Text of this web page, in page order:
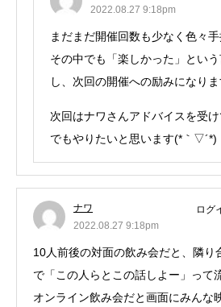
2022.08.27 9:18pm
まだまだ開催回数も少なく色々手
その中でも「楽しかった」とい
し、次回の開催への励みになりま
次回はナワさんアドバイスを受
でもやりたいと思います(*｀▽´*)
ナワ
2022.08.27 9:18pm
ログ
10人前後の対面の飲み会だと、隣り
で「この人らとこの話しよー」って
オンライン飲み会だと画面にみんな